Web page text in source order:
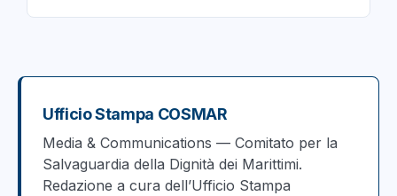
Ufficio Stampa COSMAR
Media & Communications — Comitato per la
Salvaguardia della Dignità dei Marittimi.
Redazione a cura dell’Ufficio Stampa